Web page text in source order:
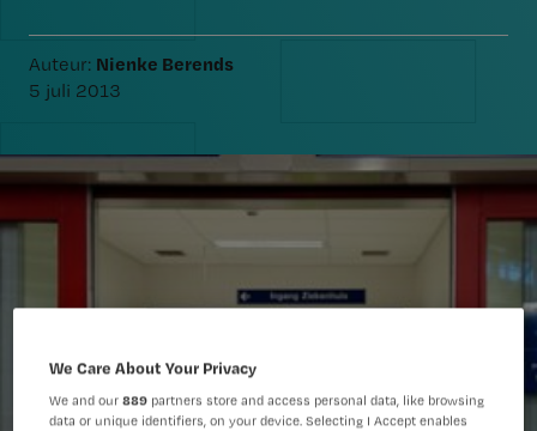
Auteur: Nienke Berends
5 juli 2013
We Care About Your Privacy
We and our889 partners store and access personal data, like browsing
data or unique identifiers, on your device. Selecting I Accept enables